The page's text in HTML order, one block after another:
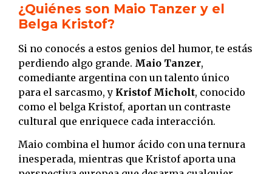
¿Quiénes son Maio Tanzer y el
Belga Kristof?
Si no conocés a estos genios del humor, te estás
perdiendo algo grande. Maio Tanzer,
comediante argentina con un talento único
para el sarcasmo, y Kristof Micholt, conocido
como el belga Kristof, aportan un contraste
cultural que enriquece cada interacción.
Maio combina el humor ácido con una ternura
inesperada, mientras que Kristof aporta una